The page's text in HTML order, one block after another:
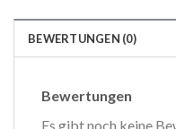
BEWERTUNGEN (0)
Bewertungen
Es gibt noch keine